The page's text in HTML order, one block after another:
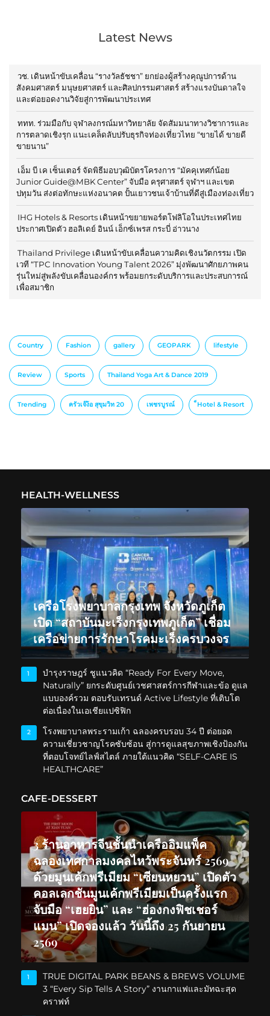
Latest News
วช. เดินหน้าขับเคลื่อน “รางวัลธัชชา” ยกย่องผู้สร้างคุณูปการด้าน
สังคมศาสตร์ มนุษยศาสตร์ และศิลปกรรมศาสตร์ สร้างแรงบันดาลใจ
และต่อยอดงานวิจัยสู่การพัฒนาประเทศ
ททท. ร่วมมือกับ จุฬาลงกรณ์มหาวิทยาลัย จัดสัมมนาทางวิชาการและ
การตลาดเชิงรุก แนะเคล็ดลับปรับธุรกิจท่องเที่ยวไทย “ขายได้ ขายดี
ขายนาน”
เอ็ม บี เค เซ็นเตอร์ จัดพิธีมอบวุฒิบัตรโครงการ “มัคคุเทศก์น้อย
Junior Guide@MBK Center” จับมือ ครุศาสตร์ จุฬาฯ และเขต
ปทุมวัน ส่งต่อทักษะแห่งอนาคต ปั้นเยาวชนเจ้าบ้านที่ดีสู่เมืองท่องเที่ยว
IHG Hotels & Resorts เดินหน้าขยายพอร์ตโฟลิโอในประเทศไทย
ประกาศเปิดตัว ฮอลิเดย์ อินน์ เอ็กซ์เพรส กระบี่ อ่าวนาง
Thailand Privilege เดินหน้าขับเคลื่อนความคิดเชิงนวัตกรรม เปิด
เวที “TPC Innovation Young Talent 2026” มุ่งพัฒนาศักยภาพคน
รุ่นใหม่สู่พลังขับเคลื่อนองค์กร พร้อมยกระดับบริการและประสบการณ์
เพื่อสมาชิก
Country Fashion gallery GEOPARK lifestyle
Review Sports Thailand Yoga Art & Dance 2019
Trending ครัวเจ๊ง้อ สุขุมวิท 20 เพชรบูรณ์ ็Hotel & Resort
HEALTH-WELLNESS
เครือโรงพยาบาลกรุงเทพ จังหวัดภูเก็ต
เปิด “สถาบันมะเร็งกรุงเทพภูเก็ต” เชื่อม
เครือข่ายการรักษาโรคมะเร็งครบวงจร
1
บำรุงราษฎร์ ชูแนวคิด “Ready For Every Move,
Naturally” ยกระดับศูนย์เวชศาสตร์การกีฬาและข้อ ดูแล
แบบองค์รวม ตอบรับเทรนด์ Active Lifestyle ที่เติบโต
ต่อเนื่องในเอเชียแปซิฟิก
2
โรงพยาบาลพระรามเก้า ฉลองครบรอบ 34 ปี ต่อยอด
ความเชี่ยวชาญโรคซับซ้อน สู่การดูแลสุขภาพเชิงป้องกัน
ที่ตอบโจทย์ไลฟ์สไตล์ ภายใต้แนวคิด “SELF-CARE IS
HEALTHCARE”
CAFE-DESSERT
3 ร้านอาหารจีนชั้นนำเครืออิมแพ็ค
ฉลองเทศกาลมงคลไหว้พระจันทร์ 2569
ด้วยมูนเค้กพรีเมียม “เซียนหยวน” เปิดตัว
คอลเลกชันมูนเค้กพรีเมียมเป็นครั้งแรก
จับมือ “เฮยยิน” และ “ฮ่องกงฟิชเชอร์
แมน” เปิดจองแล้ว วันนี้ถึง 25 กันยายน
2569
1
TRUE DIGITAL PARK BEANS & BREWS VOLUME
3 “Every Sip Tells A Story” งานกาแฟและมัทฉะสุด
คราฟท์